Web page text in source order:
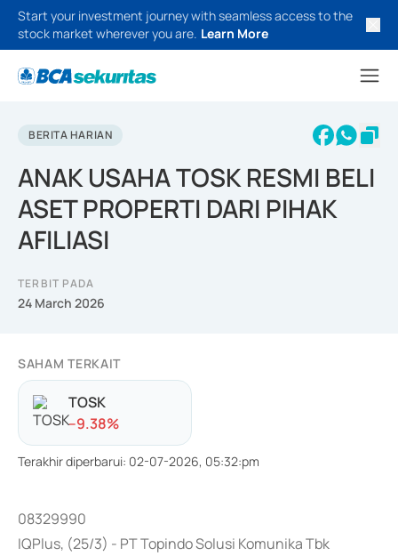
Start your investment journey with seamless access to the
stock market wherever you are. Learn More
BERITA HARIAN
ANAK USAHA TOSK RESMI BELI
ASET PROPERTI DARI PIHAK
AFILIASI
TERBIT PADA
24 March 2026
SAHAM TERKAIT
TOSK
--9.38%
Terakhir diperbarui: 02-07-2026, 05:32:pm
08329990
IQPlus, (25/3) - PT Topindo Solusi Komunika Tbk